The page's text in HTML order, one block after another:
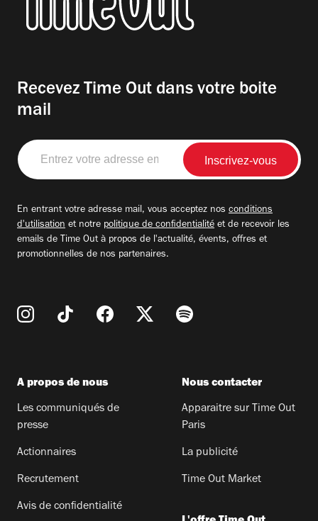
Recevez Time Out dans votre boite
mail
Entrez
votre
adresse
En entrant votre adresse mail, vous acceptez nos conditions
d'utilisation et notre politique de confidentialité et de recevoir les
emails de Time Out à propos de l'actualité, évents, offres et
promotionnelles de nos partenaires.
A propos de nous
Les communiqués de
presse
Actionnaires
Recrutement
Avis de confidentialité
Nous contacter
Apparaitre sur Time Out
Paris
La publicité
Time Out Market